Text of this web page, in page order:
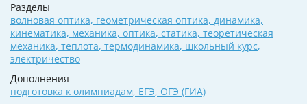
Разделы
волновая оптика, геометрическая оптика, динамика,
кинематика, механика, оптика, статика, теоретическая
механика, теплота, термодинамика, школьный курс,
электричество
Дополнения
подготовка к олимпиадам, ЕГЭ, ОГЭ (ГИА)